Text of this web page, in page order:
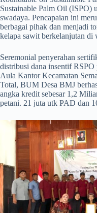
Sustainable Palm Oil (ISPO)
swadaya. Pencapaian ini
berbagai pihak dan menjadi
kelapa sawit berkelanjutan di
Seremonial penyerahan
distribusi dana insentif
Aula Kantor Kecamatan
Total, BUM Desa BMJ
angka kredit sebesar 1,2
petani. 21 juta utk PAD dan